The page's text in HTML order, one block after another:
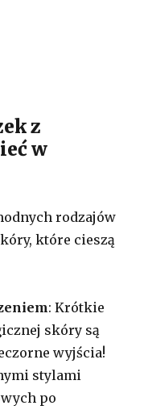
z
w
rodzajów
które cieszą
: Krótkie
skóry są
wyjścia!
stylami
po